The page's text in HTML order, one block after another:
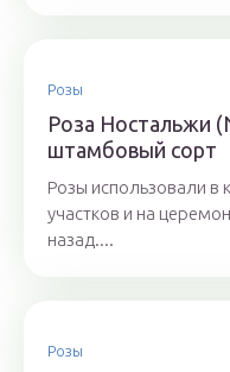
Розы
Роза Ностальжи
штамбовый сорт
Розы использовали в
участков и на
назад....
Розы